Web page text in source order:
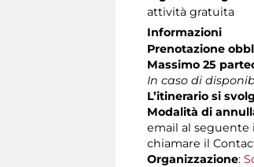
attività gratuita
Informazioni
Prenotazione
Massimo 25
In caso di
L’itinerario si
Modalità di
email al seguente
chiamare il
Organizzazione: